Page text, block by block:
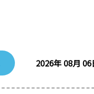
2026年 08月 06